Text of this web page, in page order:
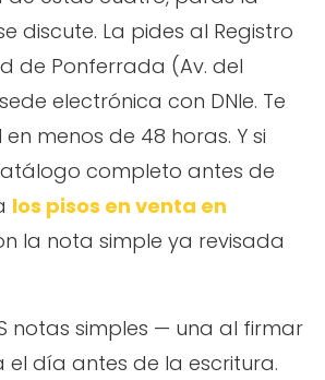
discute. La pides al Registro
de Ponferrada (Av. del
electrónica con DNIe. Te
menos de 48 horas. Y si
completo antes de
los pisos en venta en
la nota simple ya revisada
notas simples — una al firmar
el día antes de la escritura.